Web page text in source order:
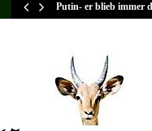
Putin- er blieb immer